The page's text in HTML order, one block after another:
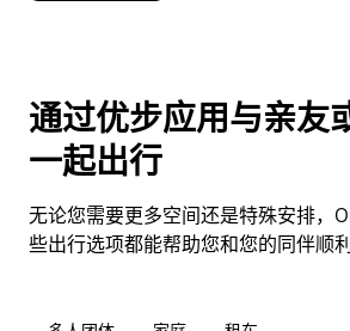
通过优步应用与亲友
一起出行
无论您需要更多空间还是特殊安排，
些出行选项都能帮助您和您的同伴顺